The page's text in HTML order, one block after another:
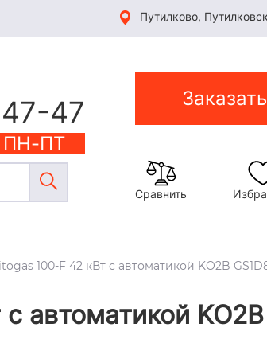
Путилково,
47
ПН-ПТ
Сравнить
100-F 42 кВт c автоматикой KO2B
автоматикой